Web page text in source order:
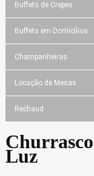
Buffets de Crepes
Buffets em Domicílios
Champanheiras
Locação de Mesas
Rechaud
Luz